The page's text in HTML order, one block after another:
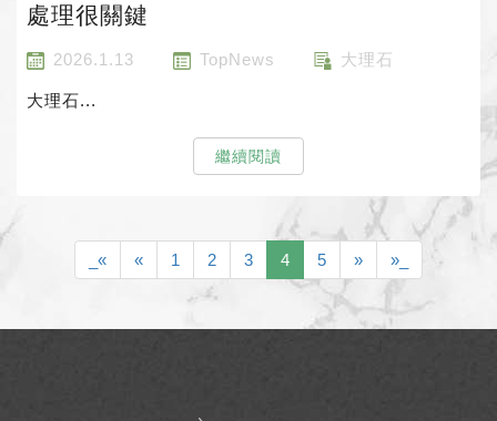
處理很關鍵
2026.1.13 TopNews 大理石
大理石...
繼續閱讀
_« « 1 2 3 4 5 » »_